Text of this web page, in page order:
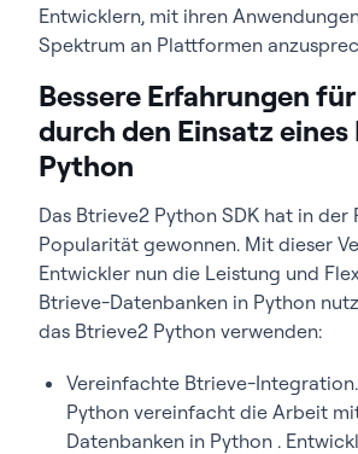
Entwicklern, mit ihren
Spektrum an Plattformen
Bessere Erfahrungen
durch den Einsatz eines
Python
Das Btrieve2 Python SDK hat in der
Popularität gewonnen. Mit dieser
Entwickler nun die Leistung und
Btrieve-Datenbanken in Python
das Btrieve2 Python verwenden:
Vereinfachte Btrieve-
Python vereinfacht die Arbeit
Datenbanken in Python .